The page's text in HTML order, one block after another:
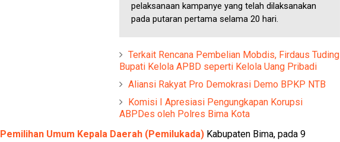
pelaksanaan kampanye yang telah dilaksanakan
pada putaran pertama selama 20 hari.
Terkait Rencana Pembelian Mobdis, Firdaus Tuding
Bupati Kelola APBD seperti Kelola Uang Pribadi
Aliansi Rakyat Pro Demokrasi Demo BPKP NTB
Komisi I Apresiasi Pengungkapan Korupsi
ABPDes oleh Polres Bima Kota
Pemilihan Umum Kepala Daerah (Pemilukada) Kabupaten Bima, pada 9